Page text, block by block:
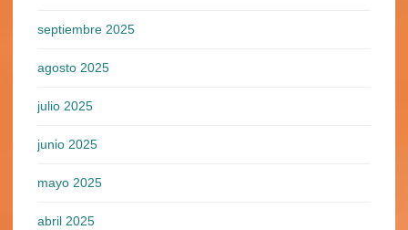
septiembre 2025
agosto 2025
julio 2025
junio 2025
mayo 2025
abril 2025